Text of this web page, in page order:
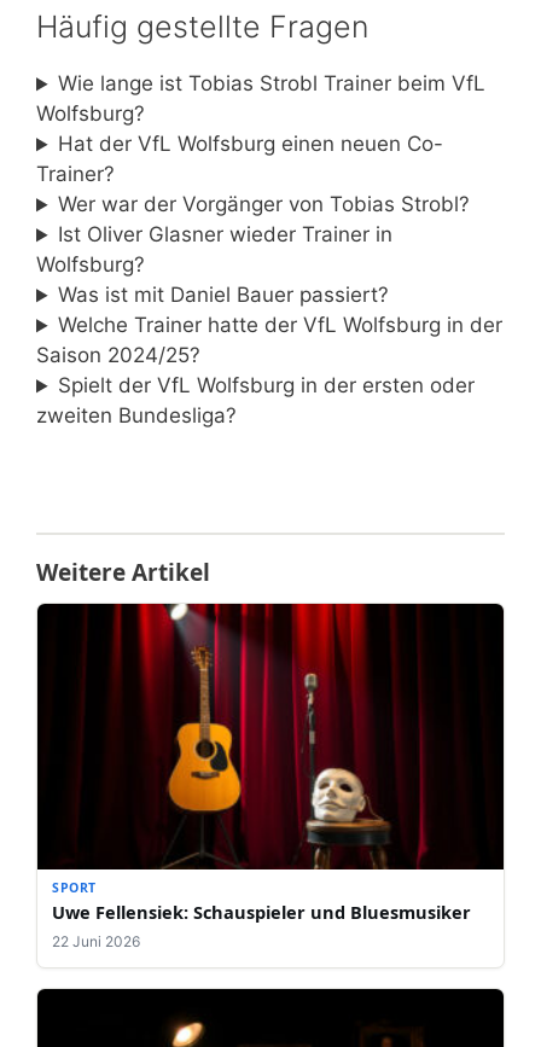
Häufig gestellte Fragen
Wie lange ist Tobias Strobl Trainer beim VfL
Wolfsburg?
Hat der VfL Wolfsburg einen neuen Co-
Trainer?
Wer war der Vorgänger von Tobias Strobl?
Ist Oliver Glasner wieder Trainer in
Wolfsburg?
Was ist mit Daniel Bauer passiert?
Welche Trainer hatte der VfL Wolfsburg in der
Saison 2024/25?
Spielt der VfL Wolfsburg in der ersten oder
zweiten Bundesliga?
Weitere Artikel
SPORT
Uwe Fellensiek: Schauspieler und Bluesmusiker
22 Juni 2026